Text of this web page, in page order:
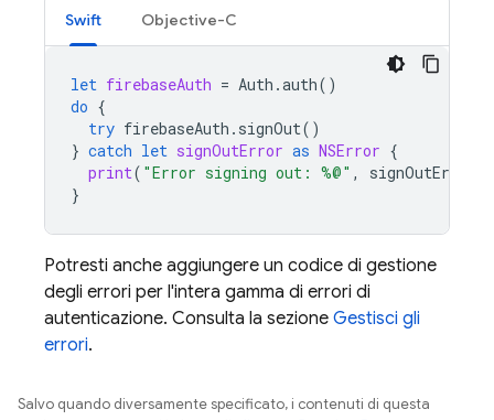
Swift Objective-C
let firebaseAuth = Auth .auth()
do {
try firebaseAuth . signOut()
} catch let signOutError as NSError {
print( "Error signing out: %@" , signOutError
}
Potresti anche aggiungere un codice di gestione
degli errori per l'intera gamma di errori di
autenticazione. Consulta la sezione Gestisci gli
errori.
Salvo quando diversamente specificato, i contenuti di questa